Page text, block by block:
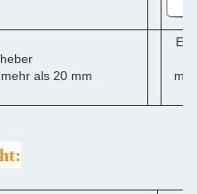
als 20 mm
mit